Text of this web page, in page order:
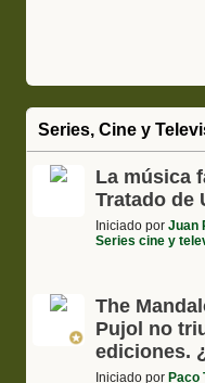
Series, Cine y
La música
Tratado de
Iniciado porJuan
Series cine y
The
Pujol no
ediciones.
Iniciado por Paco